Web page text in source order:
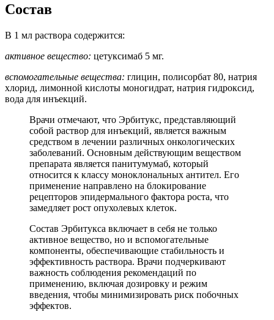
Состав
В 1 мл раствора содержится:
активное вещество: цетуксимаб 5 мг.
вспомогательные вещества: глицин, полисорбат 80, натрия
хлорид, лимонной кислоты моногидрат, натрия гидроксид,
вода для инъекций.
Врачи отмечают, что Эрбитукс, представляющий
собой раствор для инъекций, является важным
средством в лечении различных онкологических
заболеваний. Основным действующим веществом
препарата является панитумумаб, который
относится к классу моноклональных антител. Его
применение направлено на блокирование
рецепторов эпидермального фактора роста, что
замедляет рост опухолевых клеток.
Состав Эрбитукса включает в себя не только
активное вещество, но и вспомогательные
компоненты, обеспечивающие стабильность и
эффективность раствора. Врачи подчеркивают
важность соблюдения рекомендаций по
применению, включая дозировку и режим
введения, чтобы минимизировать риск побочных
эффектов.